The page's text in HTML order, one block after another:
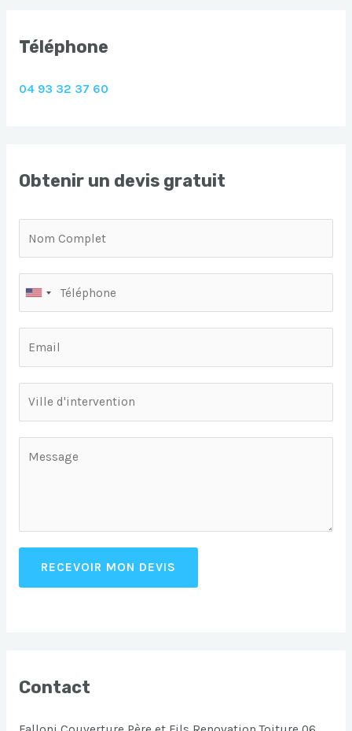
Téléphone
04 93 32 37 60
Obtenir un devis gratuit
RECEVOIR MON DEVIS
Contact